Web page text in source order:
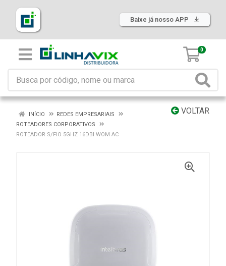
Baixe já nosso APP
0
VOLTAR
INÍCIO
REDES EMPRESARIAIS
ROTEADORES CORPORATIVOS
ROTEADOR S/FIO 5GHZ 16DBI WOM AC